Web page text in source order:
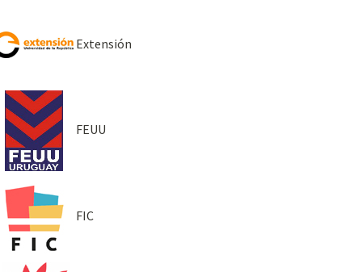
Extensión
FEUU
FIC